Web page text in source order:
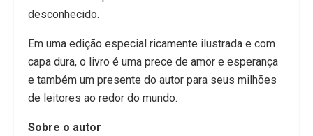
desconhecido.
Em uma edição especial ricamente ilustrada e com
capa dura, o livro é uma prece de amor e esperança
e também um presente do autor para seus milhões
de leitores ao redor do mundo.
Sobre o autor